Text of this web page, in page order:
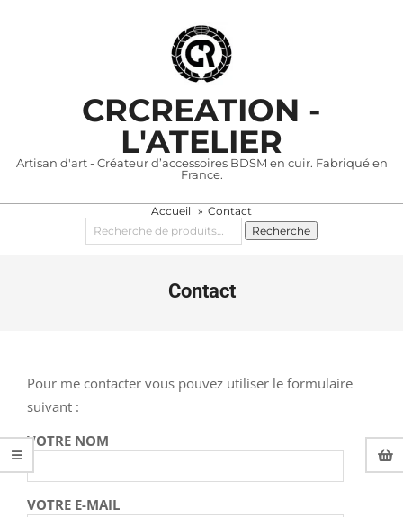
CRCREATION -
L'ATELIER
Artisan d'art - Créateur d’accessoires BDSM en cuir. Fabriqué en
France.
Accueil
Contact
Recherche
pour :
Recherche
Contact
Pour me contacter vous pouvez utiliser le formulaire
suivant :
VOTRE NOM
VOTRE E-MAIL